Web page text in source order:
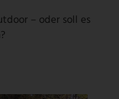
– oder soll es